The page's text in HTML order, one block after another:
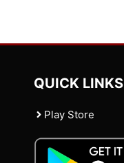
QUICK LINKS
Play Store